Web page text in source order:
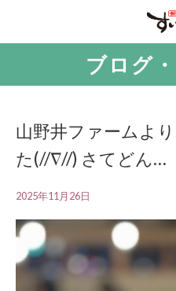
ブログ
山野井ファームよ
た(//∇//) さてどん…
2025年11月26日